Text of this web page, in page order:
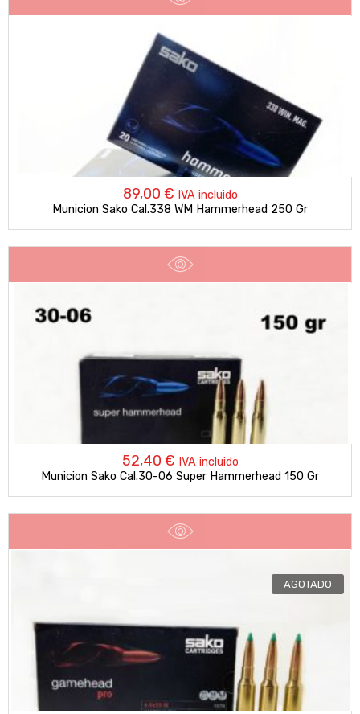
89,00 € IVA incluido
Municion Sako Cal.338 WM Hammerhead 250 Gr
52,40 € IVA incluido
Municion Sako Cal.30-06 Super Hammerhead 150 Gr
AGOTADO